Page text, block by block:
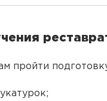
пройти